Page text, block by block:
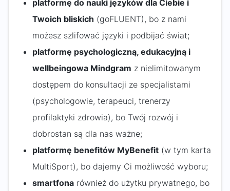
platformę do nauki języków dla Ciebie i
Twoich bliskich (goFLUENT), bo z nami
możesz szlifować języki i podbijać świat;
platformę psychologiczną, edukacyjną i
wellbeingowa Mindgram z nielimitowanym
dostępem do konsultacji ze specjalistami
(psychologowie, terapeuci, trenerzy
profilaktyki zdrowia), bo Twój rozwój i
dobrostan są dla nas ważne;
platformę benefitów MyBenefit (w tym karta
MultiSport), bo dajemy Ci możliwość wyboru;
smartfona również do użytku prywatnego, bo